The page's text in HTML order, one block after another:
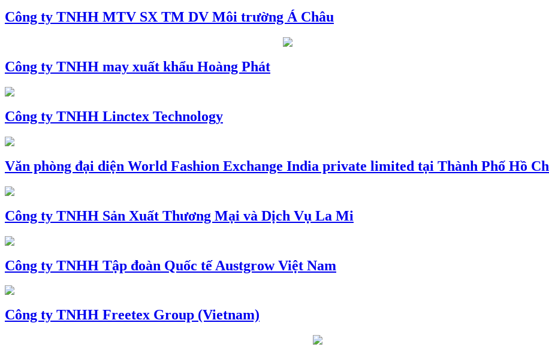
Công ty TNHH MTV SX TM DV Môi trường Á Châu
Công ty TNHH may xuất khẩu Hoàng Phát
Công ty TNHH Linctex Technology
Văn phòng đại diện World Fashion Exchange India private limited tại Thành Phố Hồ
Công ty TNHH Sản Xuất Thương Mại và Dịch Vụ La Mi
Công ty TNHH Tập đoàn Quốc tế Austgrow Việt Nam
Công ty TNHH Freetex Group (Vietnam)